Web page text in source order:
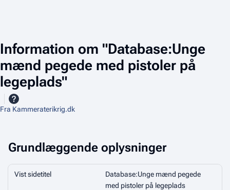
Information om "Database:Unge
mænd pegede med pistoler på
legeplads"
Fra Kammeraterikrig.dk
Grundlæggende oplysninger
Vist sidetitel
Database:Unge mænd pegede
med pistoler på legeplads